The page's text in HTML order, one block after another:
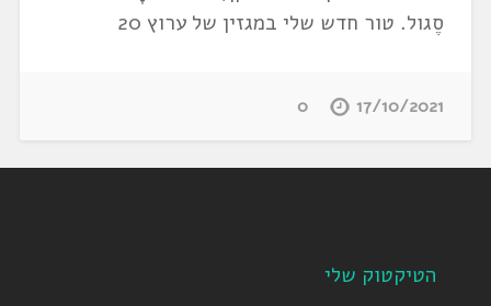
סֶגול. טור חדש שלי במגזין של ערוץ 20
17/10/2021
0
הטיקטוק שלי